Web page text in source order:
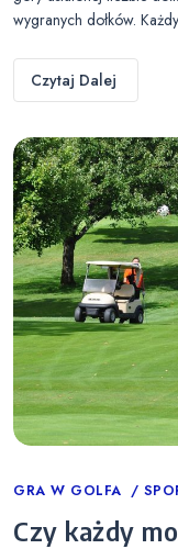
wygranych dołków.
Czytaj Dalej
Categories
GRA W GOLFA
Czy każdy